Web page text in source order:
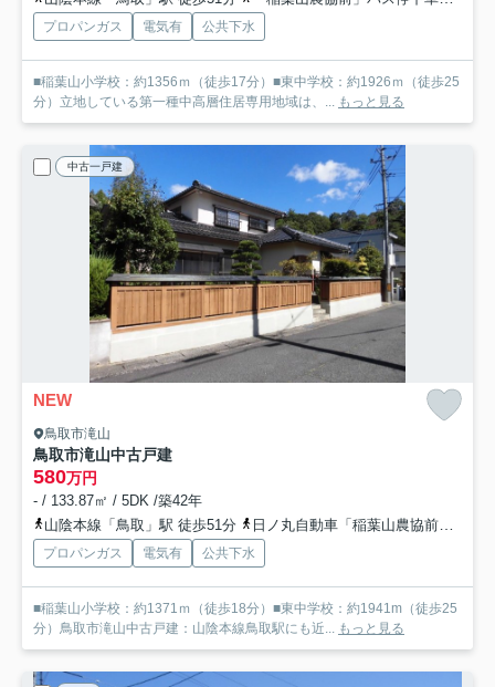
プロパンガス 電気有 公共下水
■稲葉山小学校：約1356ｍ（徒歩17分）■東中学校：約1926ｍ（徒歩25
分）立地している第一種中高層住居専用地域は、... もっと見る
中古一戸建
NEW
鳥取市滝山
鳥取市滝山中古戸建
580万円
- / 133.87㎡ / 5DK /築42年
山陰本線「鳥取」駅 徒歩51分
日ノ丸自動車「稲葉山農協前」バス停下車 徒歩7分
プロパンガス 電気有 公共下水
■稲葉山小学校：約1371ｍ（徒歩18分）■東中学校：約1941m（徒歩25
分）鳥取市滝山中古戸建：山陰本線鳥取駅にも近... もっと見る